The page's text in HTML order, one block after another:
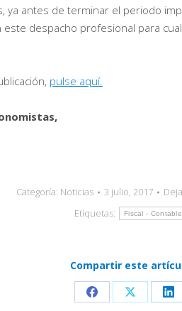
ya antes de terminar el periodo
despacho profesional para
pulse aquí.
Categoría: Noticias 3 julio, 2017
Etiquetas:
Fiscal - Contable
Compartir este
Share Share